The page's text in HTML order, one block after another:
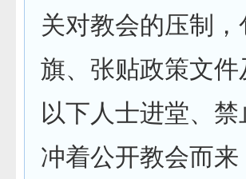
关对教会的压制
旗、张贴政策文
以下人士进堂、
冲着公开教会而